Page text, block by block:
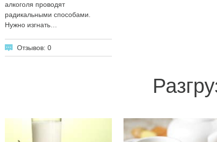
алкоголя проводят
радикальными способами.
Нужно изгнать…
Отзывов: 0